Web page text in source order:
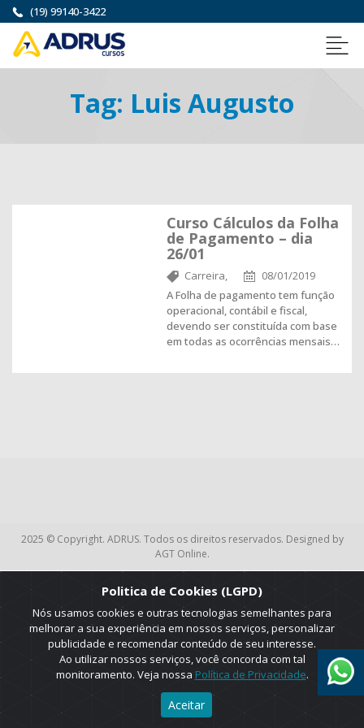
(19) 99140-3422
Tag: Luis Augusto
Curso Cálculos da Folha
de Pagamento – dia
26/01
Carreira,
08/01/2019
A Folha de pagamento tem função
operacional, contábil e fiscal,
devendo ser constituída com base
em todas as ocorrências mensais…
2025 © Copyright. ADRUS. Todos os direitos reservados. Designed by
AGT Online.
Politica de Cookies (LGPD)
Nós usamos cookies e outras tecnologias semelhantes para
melhorar a sua experiência em nossos serviços, personalizar
publicidade e recomendar conteúdo de seu interesse.
Ao utilizar nossos serviços, você concorda com tal
monitoramento. Veja nossa Política de Privacidade.
Aceitar